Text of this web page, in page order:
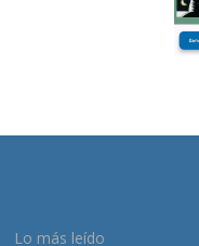
Lo más leído